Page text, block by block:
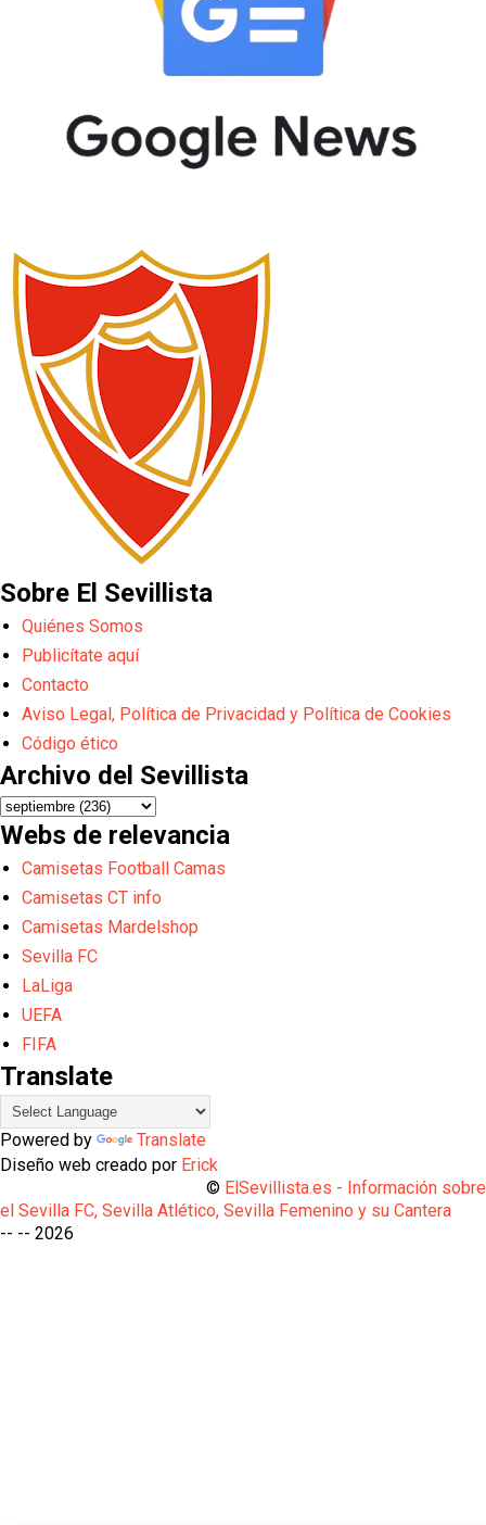
Sobre El Sevillista
Quiénes Somos
Publicítate aquí
Contacto
Aviso Legal, Política de Privacidad y Política de Cookies
Código ético
Archivo del Sevillista
Webs de relevancia
Camisetas Football Camas
Camisetas CT info
Camisetas Mardelshop
Sevilla FC
LaLiga
UEFA
FIFA
Translate
Powered by
Translate
Diseño web creado por Erick
© ElSevillista.es - Información sobre
el Sevilla FC, Sevilla Atlético, Sevilla Femenino y su Cantera
-- -- 2026